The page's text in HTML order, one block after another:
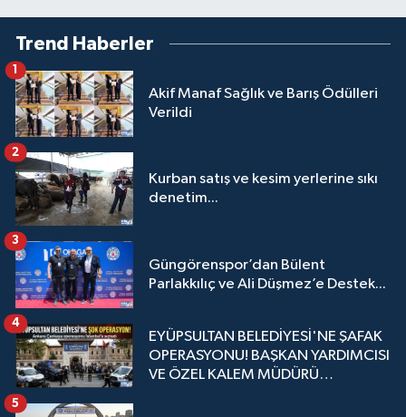
Trend Haberler
Akif Manaf Sağlık ve Barış Ödülleri
Verildi
1
Kurban satış ve kesim yerlerine sıkı
denetim...
2
Güngörenspor’dan Bülent
Parlakkılıç ve Ali Düşmez’e Destek...
3
EYÜPSULTAN BELEDİYESİ'NE ŞAFAK
OPERASYONU! BAŞKAN YARDIMCISI
VE ÖZEL KALEM MÜDÜRÜ
4
5